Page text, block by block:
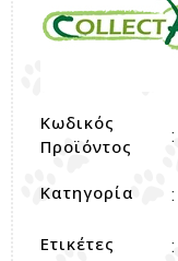
Κωδικός
Προϊόντος
:
Κατηγορία :
Ετικέτες :